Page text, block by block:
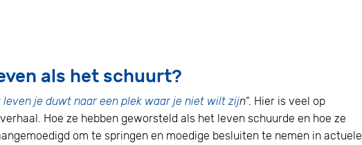
als het schuurt?
leven je duwt naar een plek waar je niet wilt zijn“. Hier is veel op
Hoe ze hebben geworsteld als het leven schuurde en hoe ze
om te springen en moedige besluiten te nemen in actuele